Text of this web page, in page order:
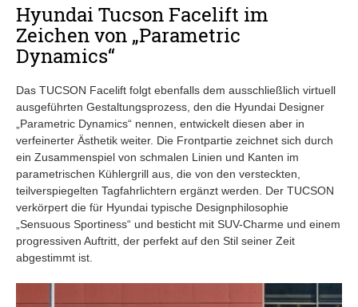
Hyundai Tucson Facelift im
Zeichen von „Parametric
Dynamics“
Das TUCSON Facelift folgt ebenfalls dem ausschließlich virtuell
ausgeführten Gestaltungsprozess, den die Hyundai Designer
„Parametric Dynamics“ nennen, entwickelt diesen aber in
verfeinerter Ästhetik weiter. Die Frontpartie zeichnet sich durch
ein Zusammenspiel von schmalen Linien und Kanten im
parametrischen Kühlergrill aus, die von den versteckten,
teilverspiegelten Tagfahrlichtern ergänzt werden. Der TUCSON
verkörpert die für Hyundai typische Designphilosophie
„Sensuous Sportiness“ und besticht mit SUV-Charme und einem
progressiven Auftritt, der perfekt auf den Stil seiner Zeit
abgestimmt ist.